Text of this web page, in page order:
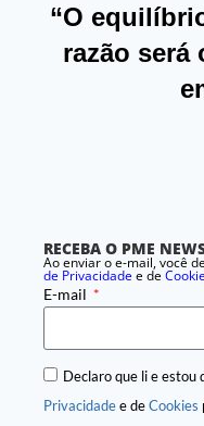
“O
razão será
RECEBA O PME
Ao enviar o e-mail, você
de Privacidadee de
E-mail
Declaro que li e estou
Privacidadee deCookies